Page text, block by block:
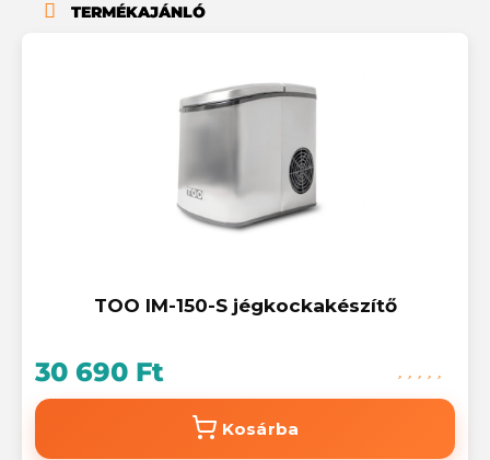
TERMÉKAJÁNLÓ
TOO IM-150-S jégkockakészítő
30 690 Ft
Kosárba